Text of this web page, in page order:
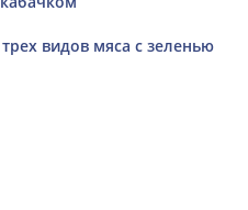
видов мяса с зеленью